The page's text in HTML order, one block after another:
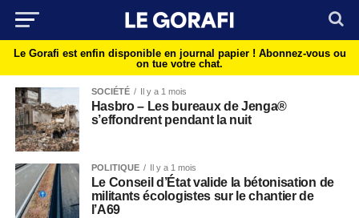
Le Gorafi est enfin disponible en journal papier ! Abonnez-vous ou
on tue votre chat.
SOCIÉTÉ Il y a 1 mois
Hasbro – Les bureaux de Jenga®
s’effondrent pendant la nuit
POLITIQUE Il y a 1 mois
Le Conseil d’État valide la bétonisation de
militants écologistes sur le chantier de
l’A69